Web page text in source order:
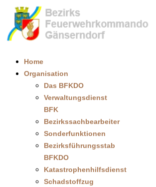
Home
Organisation
Das BFKDO
Verwaltungsdienst
BFK
Bezirkssachbearbeiter
Sonderfunktionen
Bezirksführungsstab
BFKDO
Katastrophenhilfsdienst
Schadstoffzug